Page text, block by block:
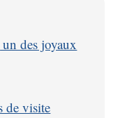
des joyaux
de visite